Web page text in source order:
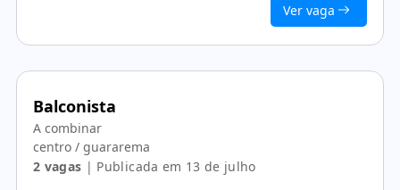
Ver vaga
Balconista
A combinar
centro / guararema
2 vagas | Publicada em 13 de julho